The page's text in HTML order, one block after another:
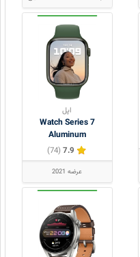
اپل
Watch Series 7
Aluminum
7.9
(74)
عرضه 2021